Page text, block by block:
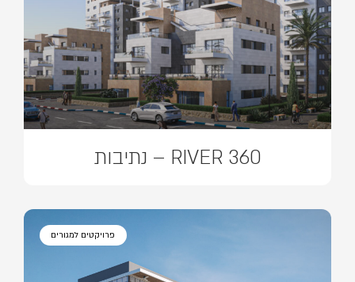
RIVER 360 – נתיבות
פרויקטים למגורים